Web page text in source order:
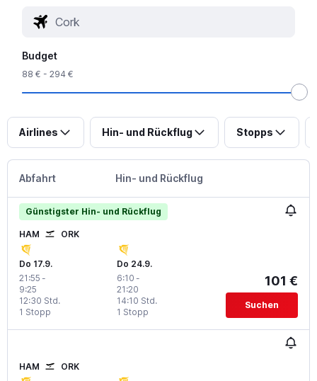
Budget
88 € - 294 €
Airlines Hin- und Rückflug Stopps
Abfahrt Hin- und Rückflug
Günstigster Hin- und Rückflug
HAM ORK
Do 17.9.
21:55 -
9:25
1 Stopp
12:30 Std.
Do 24.9.
6:10 -
21:20
1 Stopp
14:10 Std.
101 €
Suchen
HAM ORK